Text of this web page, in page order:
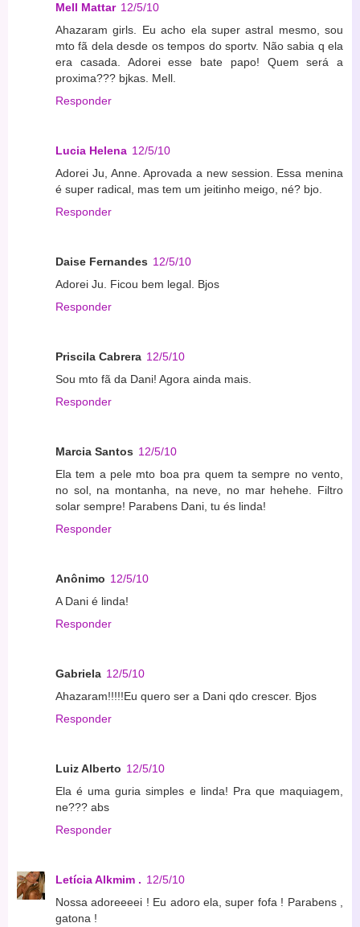
Mell Mattar 12/5/10
Ahazaram girls. Eu acho ela super astral mesmo, sou
mto fã dela desde os tempos do sportv. Não sabia q ela
era casada. Adorei esse bate papo! Quem será a
proxima??? bjkas. Mell.
Responder
Lucia Helena 12/5/10
Adorei Ju, Anne. Aprovada a new session. Essa menina
é super radical, mas tem um jeitinho meigo, né? bjo.
Responder
Daise Fernandes 12/5/10
Adorei Ju. Ficou bem legal. Bjos
Responder
Priscila Cabrera 12/5/10
Sou mto fã da Dani! Agora ainda mais.
Responder
Marcia Santos 12/5/10
Ela tem a pele mto boa pra quem ta sempre no vento,
no sol, na montanha, na neve, no mar hehehe. Filtro
solar sempre! Parabens Dani, tu és linda!
Responder
Anônimo 12/5/10
A Dani é linda!
Responder
Gabriela 12/5/10
Ahazaram!!!!!Eu quero ser a Dani qdo crescer. Bjos
Responder
Luiz Alberto 12/5/10
Ela é uma guria simples e linda! Pra que maquiagem,
ne??? abs
Responder
Letícia Alkmim . 12/5/10
Nossa adoreeeei ! Eu adoro ela, super fofa ! Parabens ,
gatona !